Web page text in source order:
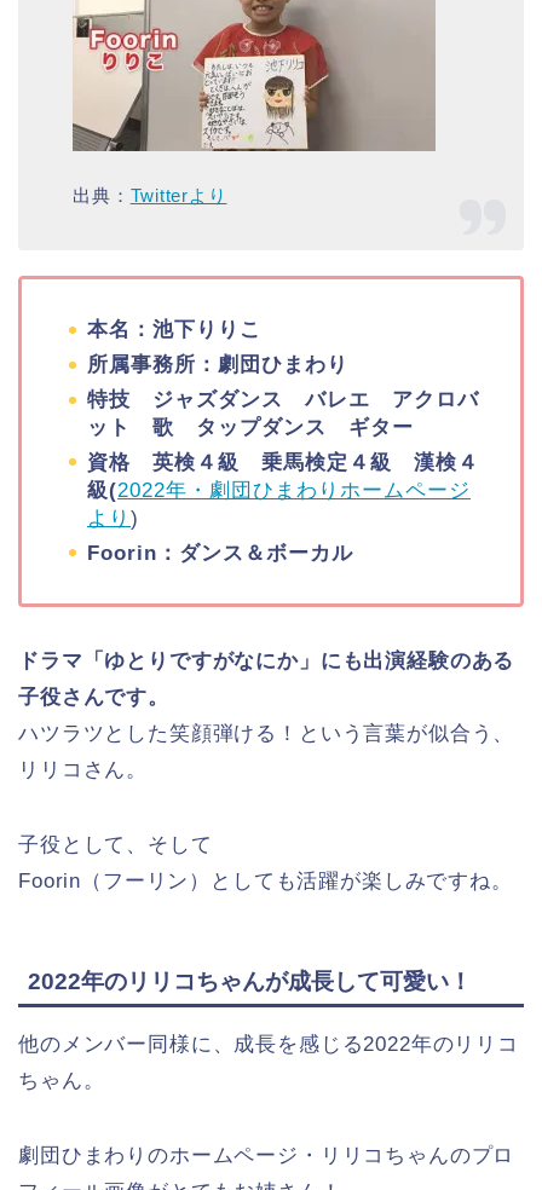
出典： Twitterより
本名：池下りりこ
所属事務所：劇団ひまわり
特技 ジャズダンス バレエ アクロバ
ット 歌 タップダンス ギター
資格 英検４級 乗馬検定４級 漢検４
級(2022年・劇団ひまわりホームページ
より )
Foorin：ダンス＆ボーカル
ドラマ「ゆとりですがなにか」にも出演経験のある
子役さんです。
ハツラツとした笑顔弾ける！という言葉が似合う、
リリコさん。
子役として、そして
Foorin（フーリン）としても活躍が楽しみですね。
2022年のリリコちゃんが成長して可愛い！
他のメンバー同様に、成長を感じる2022年のリリコ
ちゃん。
劇団ひまわりのホームページ・リリコちゃんのプロ